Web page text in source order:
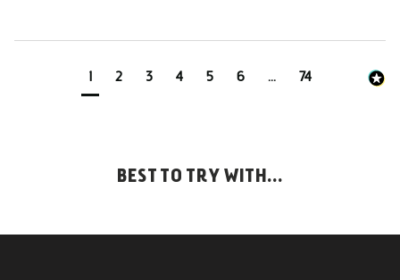
1 2 3 4 5 6 ... 74
BEST TO TRY WITH...